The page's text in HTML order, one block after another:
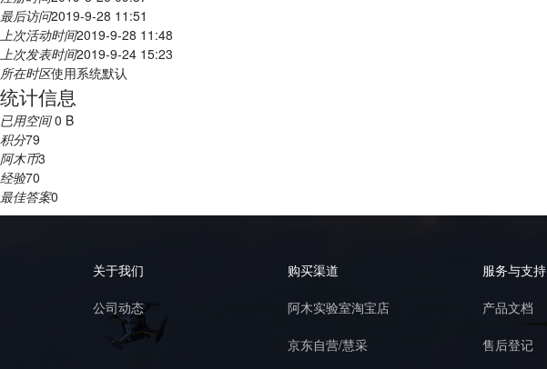
最后访问2019-9-28 11:51
上次活动时间2019-9-28 11:48
上次发表时间2019-9-24 15:23
所在时区使用系统默认
统计信息
已用空间0 B
积分79
阿木币3
经验70
最佳答案0
关于我们
公司动态
购买渠道
阿木实验室淘宝店
京东自营/慧采
服务与支持
产品文档
售后登记